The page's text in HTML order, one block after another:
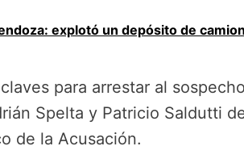
explotó un depósito de
para arrestar al
Spelta y Patricio Saldutti
de la Acusación.